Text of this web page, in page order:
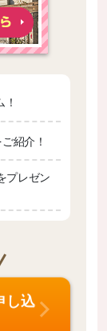
紹介！
プレゼン
し込